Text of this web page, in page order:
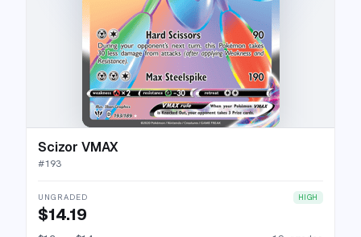
Scizor VMAX
#193
UNGRADED HIGH
$14.19